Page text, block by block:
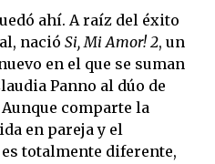
ahí. A raíz del éxito
nació Si, Mi Amor! 2, un
en el que se suman
Panno al dúo de
comparte la
en pareja y el
totalmente diferente,